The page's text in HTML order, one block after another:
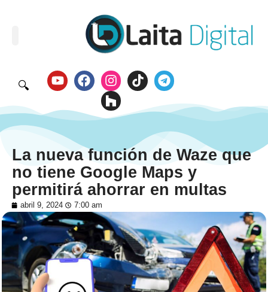
🔍
La nueva función de Waze que
no tiene Google Maps y
permitirá ahorrar en multas
abril 9, 2024 7:00 am